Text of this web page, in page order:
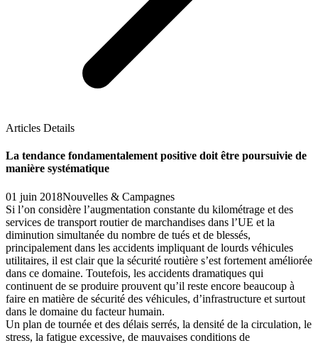
Articles Details
La tendance fondamentalement positive doit être poursuivie de
manière systématique
01 juin 2018Nouvelles & Campagnes
Si l’on considère l’augmentation constante du kilométrage et des
services de transport routier de marchandises dans l’UE et la
diminution simultanée du nombre de tués et de blessés,
principalement dans les accidents impliquant de lourds véhicules
utilitaires, il est clair que la sécurité routière s’est fortement améliorée
dans ce domaine. Toutefois, les accidents dramatiques qui
continuent de se produire prouvent qu’il reste encore beaucoup à
faire en matière de sécurité des véhicules, d’infrastructure et surtout
dans le domaine du facteur humain.
Un plan de tournée et des délais serrés, la densité de la circulation, le
stress, la fatigue excessive, de mauvaises conditions de